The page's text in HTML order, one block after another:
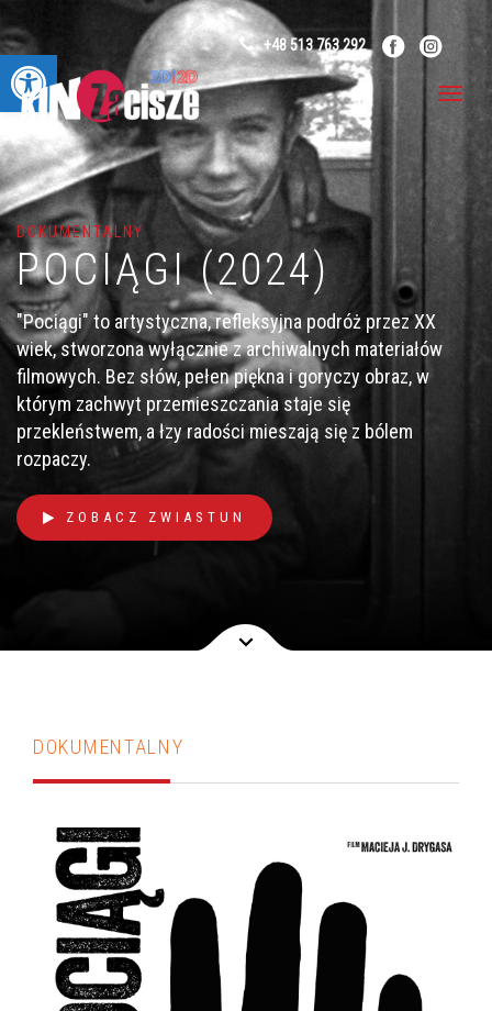
Otwórz pasek narzędzi +48 513 763 292
DOKUMENTALNY
POCIĄGI (2024)
"Pociągi" to artystyczna, refleksyjna podróż przez XX
wiek, stworzona wyłącznie z archiwalnych materiałów
filmowych. Bez słów, pełen piękna i goryczy obraz, w
którym zachwyt przemieszczania staje się
przekleństwem, a łzy radości mieszają się z bólem
rozpaczy.
ZOBACZ ZWIASTUN
DOKUMENTALNY